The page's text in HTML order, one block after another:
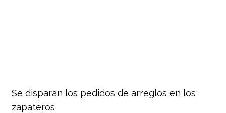
Se disparan los pedidos de arreglos en los
zapateros